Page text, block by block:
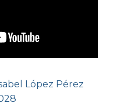
López Pérez